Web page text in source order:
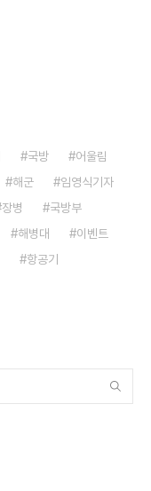
국방
어울림
해군
임영식기자
장병
국방부
해병대
이벤트
항공기